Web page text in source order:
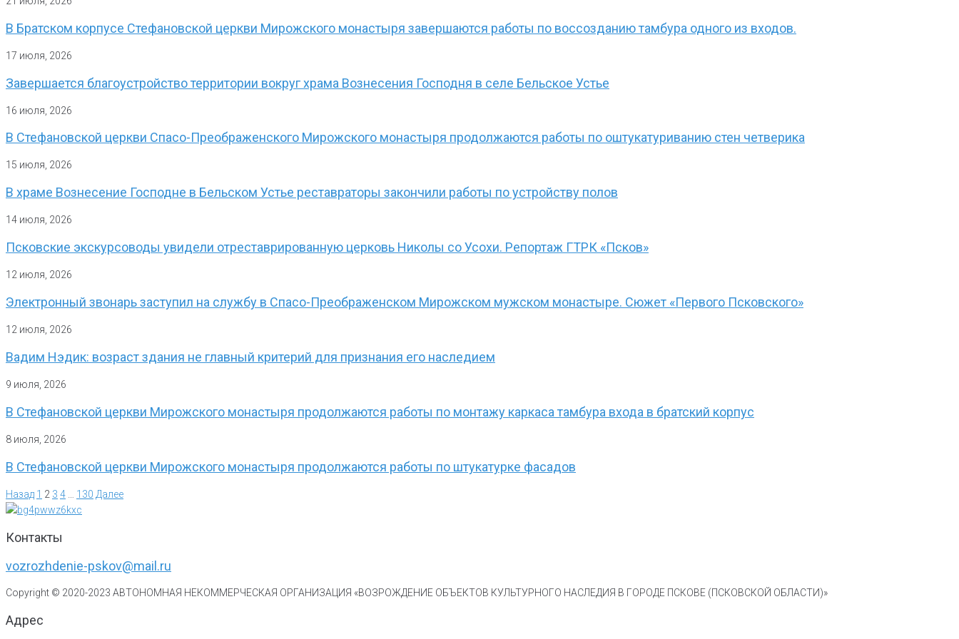
В Братском корпусе Стефановской церкви Мирожского монастыря завершаются работы по воссозданию тамбура одного из входов.
17 июля, 2026
Завершается благоустройство территории вокруг храма Вознесения Господня в селе Бельское Устье
16 июля, 2026
В Стефановской церкви Спасо-Преображенского Мирожского монастыря продолжаются работы по оштукатуриванию стен четверика
15 июля, 2026
В храме Вознесение Господне в Бельском Устье реставраторы закончили работы по устройству полов
14 июля, 2026
Псковские экскурсоводы увидели отреставрированную церковь Николы со Усохи. Репортаж ГТРК «Псков»
12 июля, 2026
Электронный звонарь заступил на службу в Спасо-Преображенском Мирожском мужском монастыре. Сюжет «Первого Псковского»
12 июля, 2026
Вадим Нэдик: возраст здания не главный критерий для признания его наследием
9 июля, 2026
В Стефановской церкви Мирожского монастыря продолжаются работы по монтажу каркаса тамбура входа в братский корпус
8 июля, 2026
В Стефановской церкви Мирожского монастыря продолжаются работы по штукатурке фасадов
Назад 1 2 3 4 130 Далее
Контакты
vozrozhdenie-pskov@mail.ru
Copyright © 2020-2023 АВТОНОМНАЯ НЕКОММЕРЧЕСКАЯ ОРГАНИЗАЦИЯ «ВОЗРОЖДЕНИЕ ОБЪЕКТОВ КУЛЬТУРНОГО НАСЛЕДИЯ В ГОРОДЕ ПСКОВЕ (ПСКОВСКОЙ ОБЛАСТИ)»
Адрес